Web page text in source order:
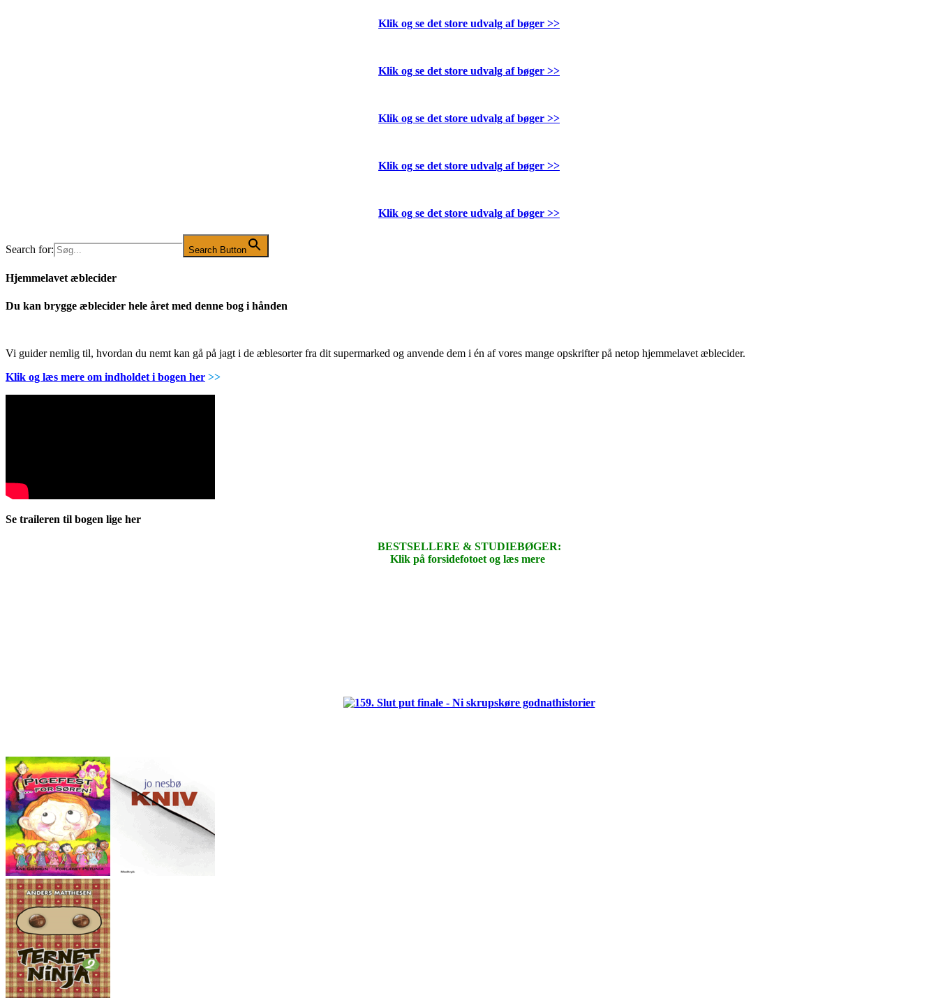
Klik og se det store udvalg af bøger >>
Klik og se det store udvalg af bøger >>
Klik og se det store udvalg af bøger >>
Klik og se det store udvalg af bøger >>
Klik og se det store udvalg af bøger >>
Search for: Search Button
Hjemmelavet æblecider
Du kan brygge æblecider hele året med denne bog i hånden
Vi guider nemlig til, hvordan du nemt kan gå på jagt i de æblesorter fra dit supermarked og anvende dem i én af vores mange opskrifter på netop hjemmelavet æblecider.
Klik og læs mere om indholdet i bogen her >>
Se traileren til bogen lige her
BESTSELLERE & STUDIEBØGER:
Klik på forsidefotoet og læs mere